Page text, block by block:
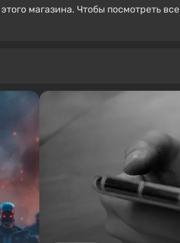
магазина. Чтобы посмотреть все